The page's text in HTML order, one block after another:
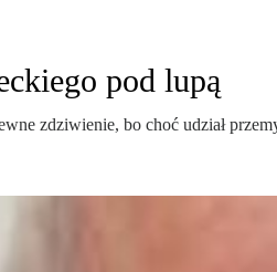
pod lupą
zdziwienie, bo choć udział